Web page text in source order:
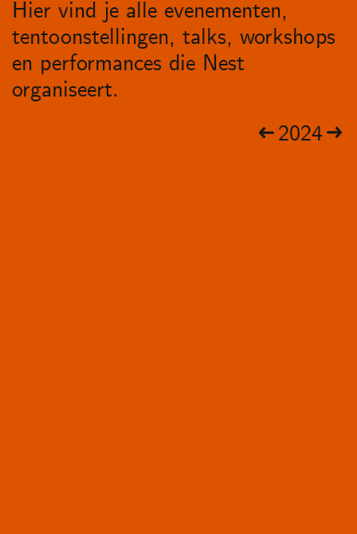
Hier vind je alle evenementen,
tentoonstellingen, talks, workshops
en performances die Nest
organiseert.
2024